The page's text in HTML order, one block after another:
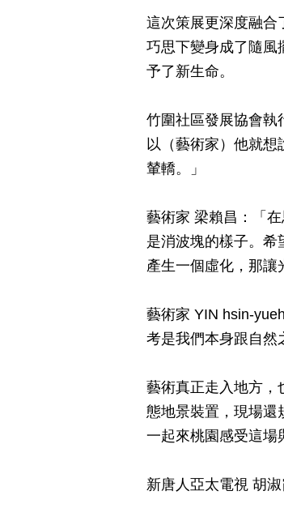
這次策展更深度融合
巧思下變身成了隨風
予了新生命。
竹圍社區發展協會執
以（藝術家）他就
輦轎。」
藝術家 梁賴昌：「
是消波塊的樣子。希
產生一個虛化，那讓
藝術家 YIN hsin-
考是我們本身跟自然
藝術真正走入地方，
態地景裝置，現場還
一起來桃園感受這場
新唐人亞太電視 胡